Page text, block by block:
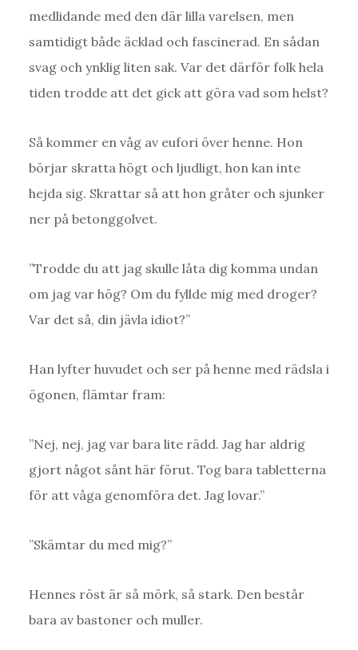
medlidande med den där lilla varelsen, men
samtidigt både äcklad och fascinerad. En sådan
svag och ynklig liten sak. Var det därför folk hela
tiden trodde att det gick att göra vad som helst?
Så kommer en våg av eufori över henne. Hon
börjar skratta högt och ljudligt, hon kan inte
hejda sig. Skrattar så att hon gråter och sjunker
ner på betonggolvet.
”Trodde du att jag skulle låta dig komma undan
om jag var hög? Om du fyllde mig med droger?
Var det så, din jävla idiot?”
Han lyfter huvudet och ser på henne med rädsla i
ögonen, flämtar fram:
”Nej, nej, jag var bara lite rädd. Jag har aldrig
gjort något sånt här förut. Tog bara tabletterna
för att våga genomföra det. Jag lovar.”
”Skämtar du med mig?”
Hennes röst är så mörk, så stark. Den består
bara av bastoner och muller.